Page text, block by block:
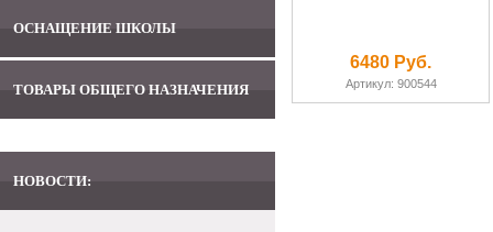
ОСНАЩЕНИЕ ШКОЛЫ
ТОВАРЫ ОБЩЕГО НАЗНАЧЕНИЯ
НОВОСТИ:
6480 Руб.
Артикул: 900544